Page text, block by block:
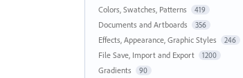
Colors, Swatches, Patterns 419
Documents and Artboards 356
Effects, Appearance, Graphic Styles 246
File Save, Import and Export 1200
Gradients 90